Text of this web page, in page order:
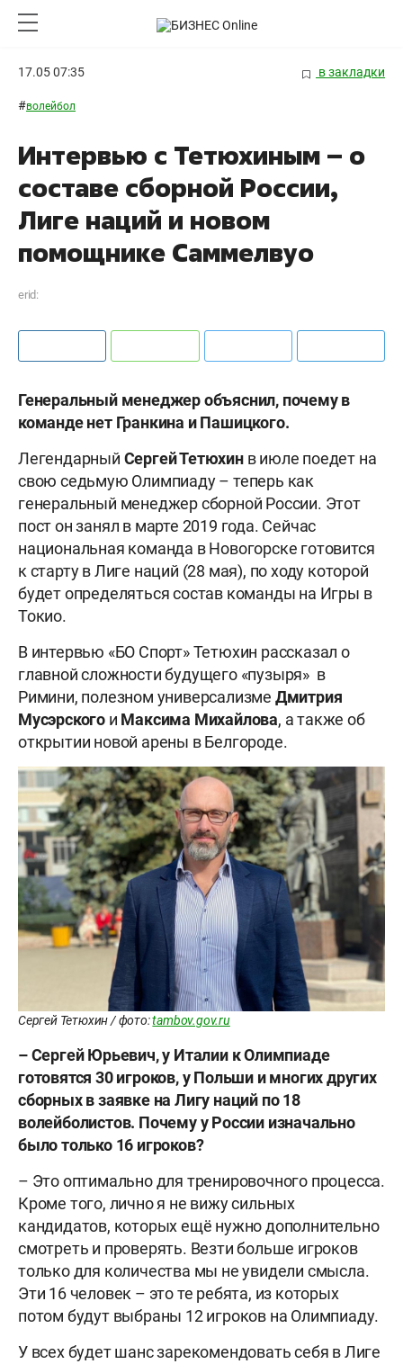
17.05 07:35 в закладки
#волейбол
Интервью с Тетюхиным – о
составе сборной России,
Лиге наций и новом
помощнике Саммелвуо
erid:
Генеральный менеджер объяснил, почему в
команде нет Гранкина и Пашицкого.
Легендарный Сергей Тетюхинв июле поедет на
свою седьмую Олимпиаду – теперь как
генеральный менеджер сборной России. Этот
пост он занял в марте 2019 года. Сейчас
национальная команда в Новогорске готовится
к старту в Лиге наций (28 мая), по ходу которой
будет определяться состав команды на Игры в
Токио.
В интервью «БО Спорт» Тетюхин рассказал о
главной сложности будущего «пузыря» в
Римини, полезном универсализме Дмитрия
Мусэрского и Максима Михайлова, а также об
открытии новой арены в Белгороде.
Сергей Тетюхин / фото:tambov.gov.ru
– Сергей Юрьевич, у Италии к Олимпиаде
готовятся 30 игроков, у Польши и многих других
сборных в заявке на Лигу наций по 18
волейболистов. Почему у России изначально
было только 16 игроков?
– Это оптимально для тренировочного процесса.
Кроме того, лично я не вижу сильных
кандидатов, которых ещё нужно дополнительно
смотреть и проверять. Везти больше игроков
только для количества мы не увидели смысла.
Эти 16 человек – это те ребята, из которых
потом будут выбраны 12 игроков на Олимпиаду.
У всех будет шанс зарекомендовать себя в Лиге